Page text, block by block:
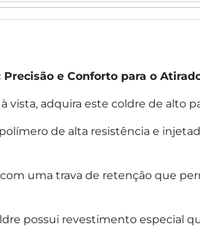
e Conforto para o
à vista, adquira este coldre de alto
de alta resistência e
uma trava de retenção que
possui revestimento especial